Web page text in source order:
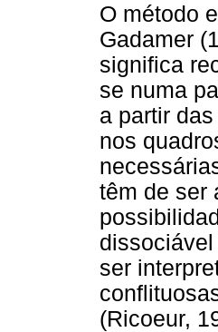
O método
Gadamer
significa
se numa
a partir
nos
têm de ser
ser
(Ricoeur,